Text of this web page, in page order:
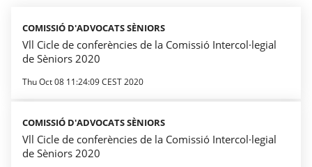
COMISSIÓ D'ADVOCATS SÈNIORS
Vll Cicle de conferències de la Comissió Intercol·legial
de Sèniors 2020
Thu Oct 08 11:24:09 CEST 2020
COMISSIÓ D'ADVOCATS SÈNIORS
Vll Cicle de conferències de la Comissió Intercol·legial
de Sèniors 2020